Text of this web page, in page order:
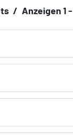
Anzeigen 1